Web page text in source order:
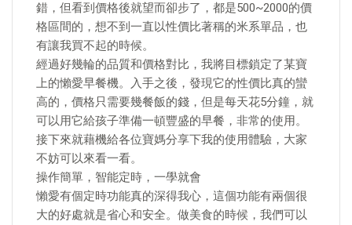
錯，但看到價格後就望而卻步了，都是500~2000的價
格區間的，想不到一直以性價比著稱的米系單品，也
有讓我買不起的時候。
經過好幾輪的品質和價格對比，我將目標鎖定了某寶
上的懶愛早餐機。入手之後，發現它的性價比真的蠻
高的，價格只需要幾餐飯的錢，但是每天花5分鐘，就
可以用它給孩子準備一頓豐盛的早餐，非常的使用。
接下來就藉機給各位寶媽分享下我的使用體驗，大家
不妨可以來看一看。
操作簡單，智能定時，一學就會
懶愛有個定時功能真的深得我心，這個功能有兩個很
大的好處就是省心和安全。做美食的時候，我們可以